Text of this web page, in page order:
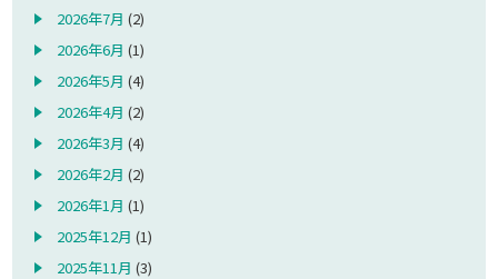
2026年7月 (2)
2026年6月 (1)
2026年5月 (4)
2026年4月 (2)
2026年3月 (4)
2026年2月 (2)
2026年1月 (1)
2025年12月 (1)
2025年11月 (3)